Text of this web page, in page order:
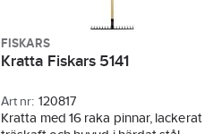
FISKARS
Kratta Fiskars 5141
Art nr: 120817
Kratta med 16 raka pinnar, lackerat